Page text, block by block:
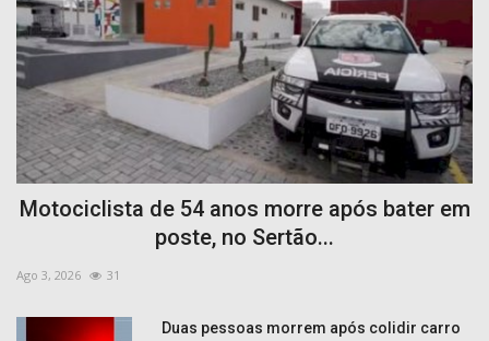
Motociclista de 54 anos morre após bater em
poste, no Sertão...
Ago 3, 2026 31
Duas pessoas morrem após colidir carro